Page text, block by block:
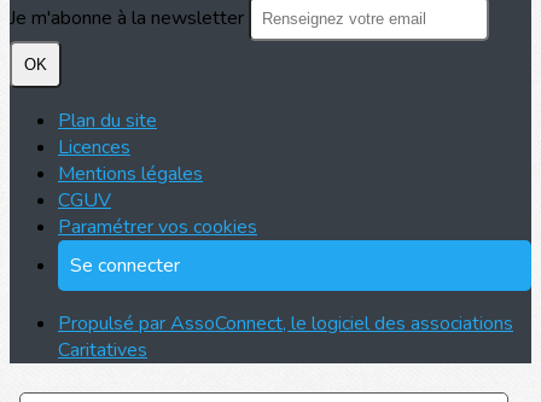
Je m'abonne à la newsletter
OK
Plan du site
Licences
Mentions légales
CGUV
Paramétrer vos cookies
Se connecter
Propulsé par AssoConnect, le logiciel des associations
Caritatives